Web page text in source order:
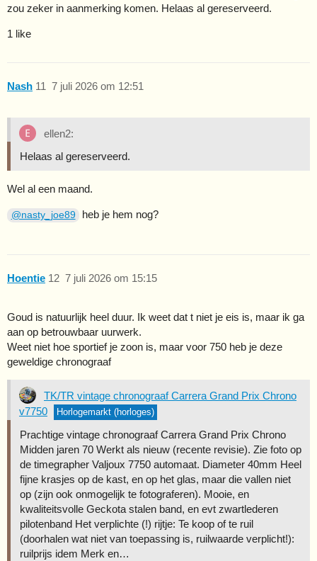
zou zeker in aanmerking komen. Helaas al gereserveerd.
1 like
Nash 7 juli 2026 om 12:51
11
ellen2:
Helaas al gereserveerd.
Wel al een maand.
@nasty_joe89 heb je hem nog?
Hoentie 7 juli 2026 om 15:15
12
Goud is natuurlijk heel duur. Ik weet dat t niet je eis is, maar ik ga
aan op betrouwbaar uurwerk.
Weet niet hoe sportief je zoon is, maar voor 750 heb je deze
geweldige chronograaf
TK/TR vintage chronograaf Carrera Grand Prix Chrono
v7750
Horlogemarkt (horloges)
Prachtige vintage chronograaf Carrera Grand Prix Chrono
Midden jaren 70 Werkt als nieuw (recente revisie). Zie foto op
de timegrapher Valjoux 7750 automaat. Diameter 40mm Heel
fijne krasjes op de kast, en op het glas, maar die vallen niet
op (zijn ook onmogelijk te fotograferen). Mooie, en
kwaliteitsvolle Geckota stalen band, en evt zwartlederen
pilotenband Het verplichte (!) rijtje: Te koop of te ruil
(doorhalen wat niet van toepassing is, ruilwaarde verplicht!):
ruilprijs idem Merk en…